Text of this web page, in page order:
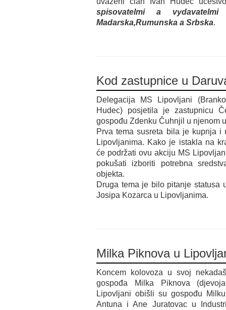
spisovatelmi a
Madarska,Rumunska a Srbska.
Kod zastupnice u
Delegacija MS Lipovljani
Hudec) posjetila je zastupnicu
gospođu Zdenku Čuhnjil u njenom
Prva tema susreta bila je kupnja i
Lipovljanima. Kako je istakla na
će podržati ovu akciju MS
pokušati izboriti potrebna
objekta.
Druga tema je bilo pitanje statusa
Josipa Kozarca u Lipovljanima.
Milka Piknova u
Koncem kolovoza u svoj
gospođa Milka Piknova
Lipovljani obišli su gospođu
Antuna i Ane Juratovac u